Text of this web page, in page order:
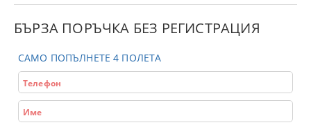
БЪРЗА ПОРЪЧКА БЕЗ РЕГИСТРАЦИЯ
САМО ПОПЪЛНЕТЕ 4 ПОЛЕТА